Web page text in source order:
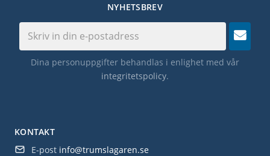
KONTAKT
E-post info@trumslagaren.se
NYHETSBREV
Dina personuppgifter behandlas i enlighet med vår
integritetspolicy.